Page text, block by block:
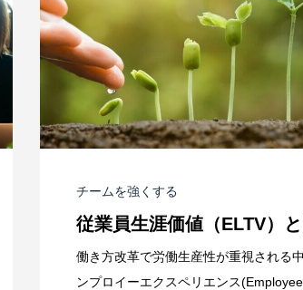
チームを強くする
従業員生涯価値（ELTV）
働き方改革で労働生産性が重視される
ンプロイーエクスペリエンス(Employee